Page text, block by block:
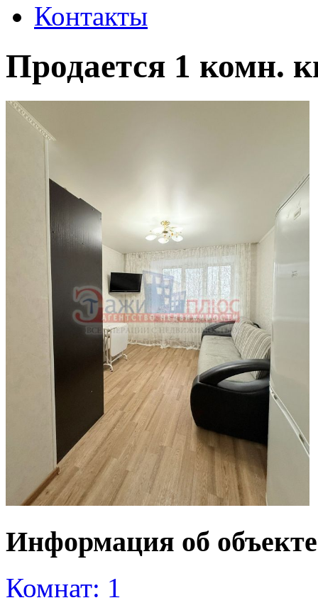
Контакты
Продается 1 комн.
Информация об
Комнат: 1